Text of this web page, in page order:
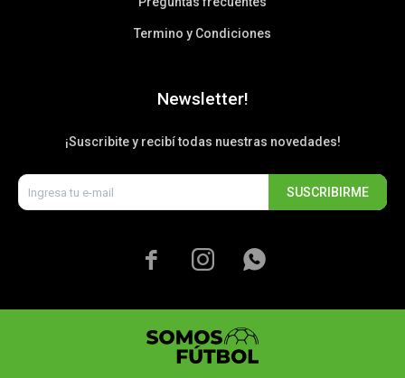
Termino y Condiciones
Newsletter!
¡Suscribite y recibí todas nuestras novedades!
SUSCRIBIRME
  